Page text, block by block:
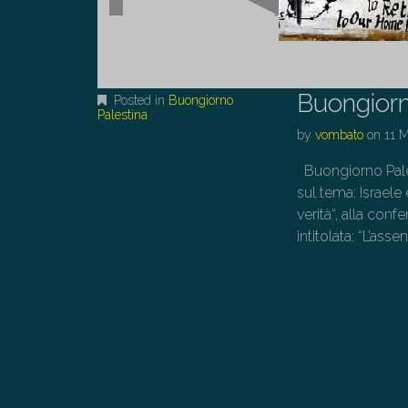
Posted in Buongiorno
Palestina
byvombato on 11
Buongiorno
sul tema: Israele
verità“, alla
intitolata: